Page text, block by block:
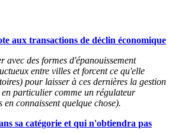
aux transactions de déclin économique
des formes d'épanouissement
entre villes et forcent ce qu'elle
pour laisser à ces dernières la gestion
particulier comme un régulateur
connaissent quelque chose).
sa catégorie et qui n'obtiendra pas